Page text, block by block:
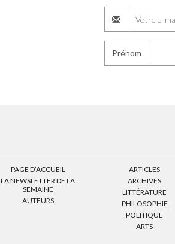
Prénom
PAGE D’ACCUEIL
LA NEWSLETTER DE LA
SEMAINE
AUTEURS
ARTICLES
ARCHIVES
LITTÉRATURE
PHILOSOPHIE
POLITIQUE
ARTS